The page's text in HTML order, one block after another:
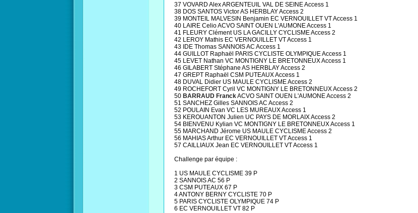
37 VOVARD Alex ARGENTEUIL VAL DE SEINE Access 1
38 DOS SANTOS Victor AS HERBLAY Access 2
39 MONTEIL MALVESIN Benjamin EC VERNOUILLET VT Access 1
40 LAIRE Celio ACVO SAINT OUEN L'AUMONE Access 1
41 FLEURY Clément US LA GACILLY CYCLISME Access 2
42 LEROY Mathis EC VERNOUILLET VT Access 1
43 IDE Thomas SANNOIS AC Access 1
44 GUILLOT Raphaël PARIS CYCLISTE OLYMPIQUE Access 1
45 LEVET Nathan VC MONTIGNY LE BRETONNEUX Access 1
46 GILABERT Stéphane AS HERBLAY Access 2
47 GREPT Raphaël CSM PUTEAUX Access 1
48 DUVAL Didier US MAULE CYCLISME Access 2
49 ROCHEFORT Cyril VC MONTIGNY LE BRETONNEUX Access 2
50 BARRAUD FranckACVO SAINT OUEN L'AUMONE Access 2
51 SANCHEZ Gilles SANNOIS AC Access 2
52 POULAIN Evan VC LES MUREAUX Access 1
53 KEROUANTON Julien UC PAYS DE MORLAIX Access 2
54 BIENVENU Kylian VC MONTIGNY LE BRETONNEUX Access 1
55 MARCHAND Jérome US MAULE CYCLISME Access 2
56 MAHIAS Arthur EC VERNOUILLET VT Access 1
57 CAILLIAUX Jean EC VERNOUILLET VT Access 1
Challenge par équipe :
1 US MAULE CYCLISME 39 P
2 SANNOIS AC 56 P
3 CSM PUTEAUX 67 P
4 ANTONY BERNY CYCLISTE 70 P
5 PARIS CYCLISTE OLYMPIQUE 74 P
6 EC VERNOUILLET VT 82 P